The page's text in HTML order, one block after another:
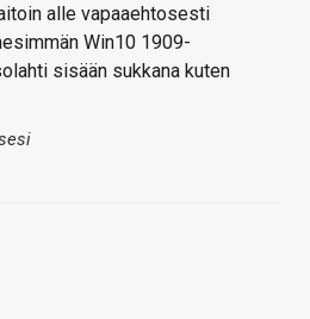
alle vapaaehtosesti
Win10 1909-
sisään sukkana kuten